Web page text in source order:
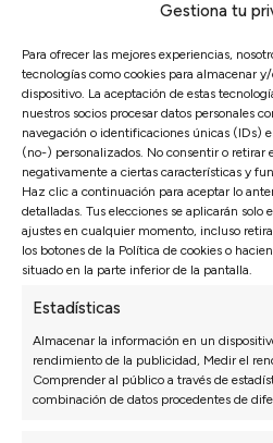
Gestiona tu
Para ofrecer las mejores experiencias,
tecnologías como cookies para almacenar
dispositivo. La aceptación de estas
nuestros socios procesar datos personales
navegación o identificaciones únicas (IDs)
(no-) personalizados. No consentir o retirar
negativamente a ciertas características y
Haz clic a continuación para aceptar lo
detalladas. Tus elecciones se aplicarán solo
ajustes en cualquier momento, incluso
los botones de la Política de cookies o
situado en la parte inferior de la pantalla.
Estadísticas
Almacenar la información en un
rendimiento de la publicidad, Medir el
Comprender al público a través de
combinación de datos procedentes de
FACILIDAD
¡Te facilitamos el pago!
completa el resto cuando
tu casa. También puedes
hasta en 12
COLCHONES